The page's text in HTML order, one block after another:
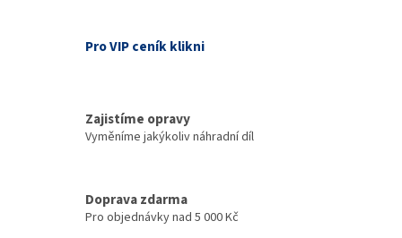
c
í
y
i
s
n
Pro VIP ceník klikni
Zajistíme opravy
Vyměníme jakýkoliv náhradní díl
Doprava zdarma
Pro objednávky nad 5 000 Kč